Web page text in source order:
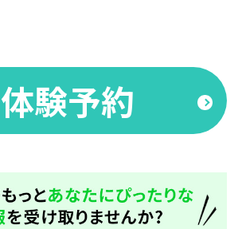
体験予約
below
(start
automatic
translation)
return
to